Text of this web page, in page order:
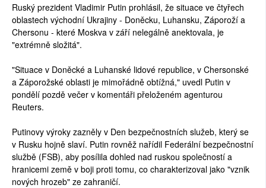
Ruský prezident Vladimir Putin prohlásil, že situace ve čtyřech
oblastech východní Ukrajiny - Doněcku, Luhansku, Záporoží a
Chersonu - které Moskva v září nelegálně anektovala, je
"extrémně složitá".
"Situace v Doněcké a Luhanské lidové republice, v Chersonské
a Záporožské oblasti je mimořádně obtížná," uvedl Putin v
pondělí pozdě večer v komentáři přeloženém agenturou
Reuters.
Putinovy výroky zazněly v Den bezpečnostních služeb, který se
v Rusku hojně slaví. Putin rovněž nařídil Federální bezpečnostní
službě (FSB), aby posílila dohled nad ruskou společností a
hranicemi země v boji proti tomu, co charakterizoval jako "vznik
nových hrozeb" ze zahraničí.